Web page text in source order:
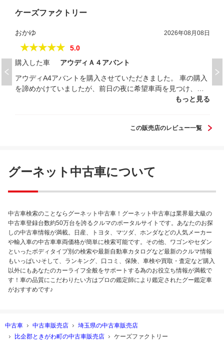
ケーズファクトリー
おかゆ 2026年08月08日
★★★★★
5.0
購入した車
アウディＡ４アバント
アウディA4アバントを購入させていただきました。 車の購入
を諦めかけていましたが、前日の夜に希望車両を見つけ、当
日朝に電話しましたが、当日にも関わらず、すぐにご対応い
即決で購入させていただきました。ありがとうございまし
もっと見る
この販売店のレビュー一覧
グーネット中古車について
中古車検索のことならグーネット中古車！グーネット中古車は業界最大級の
中古車登録台数約50万台を誇るクルマのポータルサイトです。あなたのお探
しの中古車情報が満載。日産、トヨタ、マツダ、ホンダなどの人気メーカー
や輸入車の中古車車両価格が簡単に検索可能です。その他、ワゴンやセダン
といったボディタイプ別の検索や最新自動車カタログなど最新のクルマ情報
もいっぱい♪そして、ランキング、口コミ、保険、車検や買取・査定など購入
以外にもあなたのカーライフ全般をサポートする為のお役立ち情報が満載で
す！車の品質にこだわりたい方はプロの鑑定師により鑑定されたグー鑑定車
がおすすめです♪
中古車 中古車販売店
埼玉県の中古車販売店
比企郡ときがわ町の中古車販売店
ケーズファクトリー